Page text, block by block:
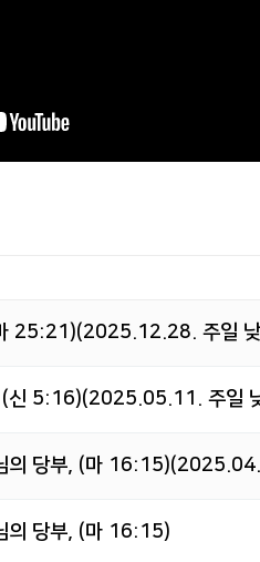
25:21)(2025.12.28. 주일
(신 5:16)(2025.05.11. 주일
의 당부, (마
의 당부, (마 16:15)